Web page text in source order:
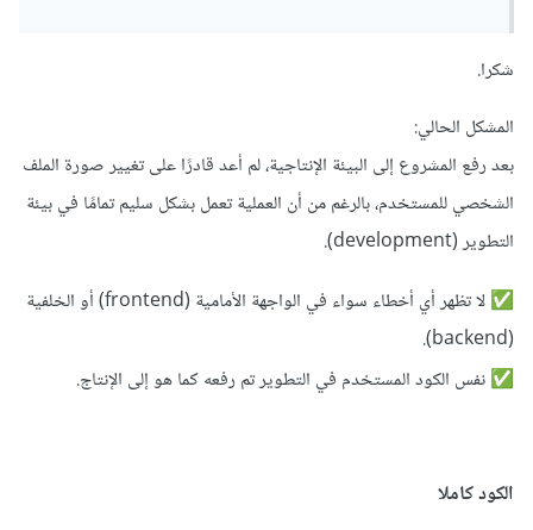
code: 'ERR_MODULE_NOT_FOUND',
Jul 9 08:17:22 AM
'file:///opt/render/project/src/backend/dist/ro
utes/userRoute'
شكرا.
المشكل الحالي:
بعد رفع المشروع إلى البيئة الإنتاجية، لم أعد قادرًا على تغيير صورة الملف
الشخصي للمستخدم، بالرغم من أن العملية تعمل بشكل سليم تمامًا في بيئة
التطوير (development).
✅
لا تظهر أي أخطاء سواء في الواجهة الأمامية (frontend) أو الخلفية
✅نفس الكود المستخدم في التطوير تم رفعه كما هو إلى الإنتاج.
الكود كاملا